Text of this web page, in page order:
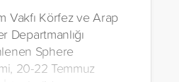
Vakfı Körfez ve Arap
Departmanlığı
Sphere
20-22 Temmuz